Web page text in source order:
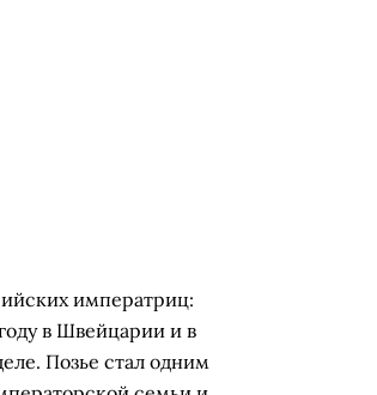
императриц:
в Швейцарии и в
Позье стал одним